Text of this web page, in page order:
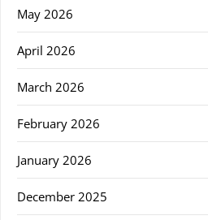
May 2026
April 2026
March 2026
February 2026
January 2026
December 2025